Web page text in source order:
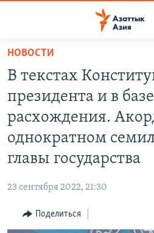
Вернуться
основному
содержанию
Вернутся
главной
навигации
ВОЙНА В УКРАИНЕ
ТОҶИКӢ
ПОДПИШИТЕСЬ НА НАС В СОЦСЕТЯХ
Все сайты РСЕ/РС
НОВОСТИ
В текстах
президента и в
расхождения.
однократном
главы государства
23 сентября 2022, 21:30
Поделиться